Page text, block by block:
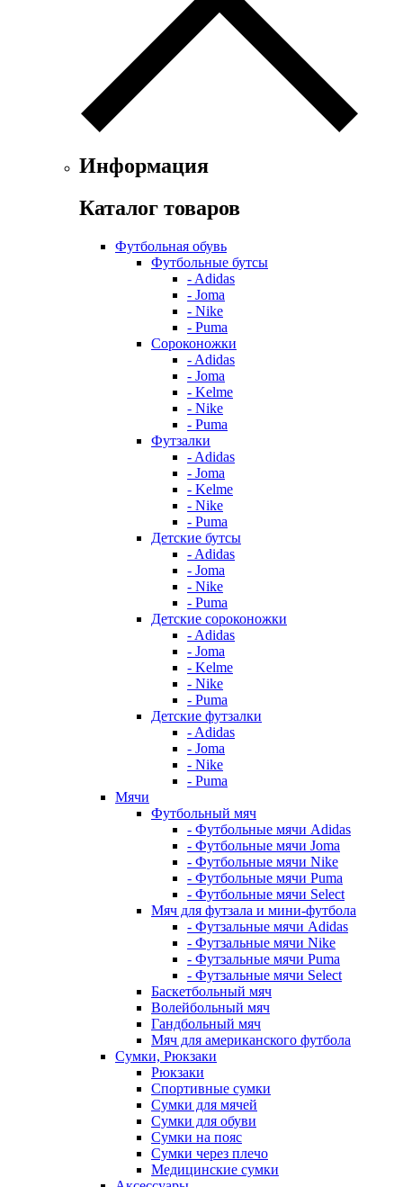
Информация
Каталог товаров
Футбольная обувь
Футбольные бутсы
- Adidas
- Joma
- Nike
- Puma
Сороконожки
- Adidas
- Joma
- Kelme
- Nike
- Puma
Футзалки
- Adidas
- Joma
- Kelme
- Nike
- Puma
Детские бутсы
- Adidas
- Joma
- Nike
- Puma
Детские сороконожки
- Adidas
- Joma
- Kelme
- Nike
- Puma
Детские футзалки
- Adidas
- Joma
- Nike
- Puma
Мячи
Футбольный мяч
- Футбольные мячи Adidas
- Футбольные мячи Joma
- Футбольные мячи Nike
- Футбольные мячи Puma
- Футбольные мячи Select
Мяч для футзала и мини-футбола
- Футзальные мячи Adidas
- Футзальные мячи Nike
- Футзальные мячи Puma
- Футзальные мячи Select
Баскетбольный мяч
Волейбольный мяч
Гандбольный мяч
Мяч для американского футбола
Сумки, Рюкзаки
Рюкзаки
Спортивные сумки
Сумки для мячей
Сумки для обуви
Сумки на пояс
Сумки через плечо
Медицинские сумки